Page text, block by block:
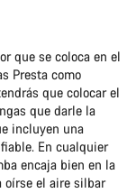
que se coloca en el
Presta como
que colocar el
que darle la
incluyen una
En cualquier
encaja bien en la
oírse el aire silbar